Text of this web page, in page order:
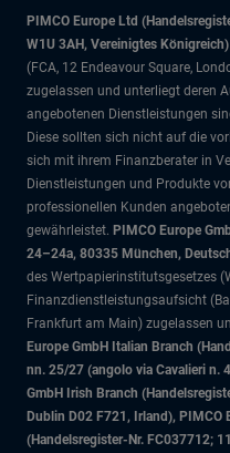
PIMCO Europe Ltd
W1U 3AH, Vereinigtes Königreich)
(FCA, 12 Endeavour Square,
zugelassen und unterliegt deren
angebotenen Dienstleistungen
Diese sollten sich nicht auf die
sich mit ihrem Finanzberater in
Dienstleistungen und Produkte
professionellen Kunden
gewährleistet. PIMCO Europe
24–24a, 80335 München,
des Wertpapierinstitutsgesetzes
Finanzdienstleistungsaufsicht
Frankfurt am Main) zugelassen
Europe GmbH Italian Branch
nn. 25/27 (angolo via Cavalieri n.
GmbH Irish Branch
Dublin D02 F721, Irland), PIMCO
(Handelsregister-Nr. FC037712;